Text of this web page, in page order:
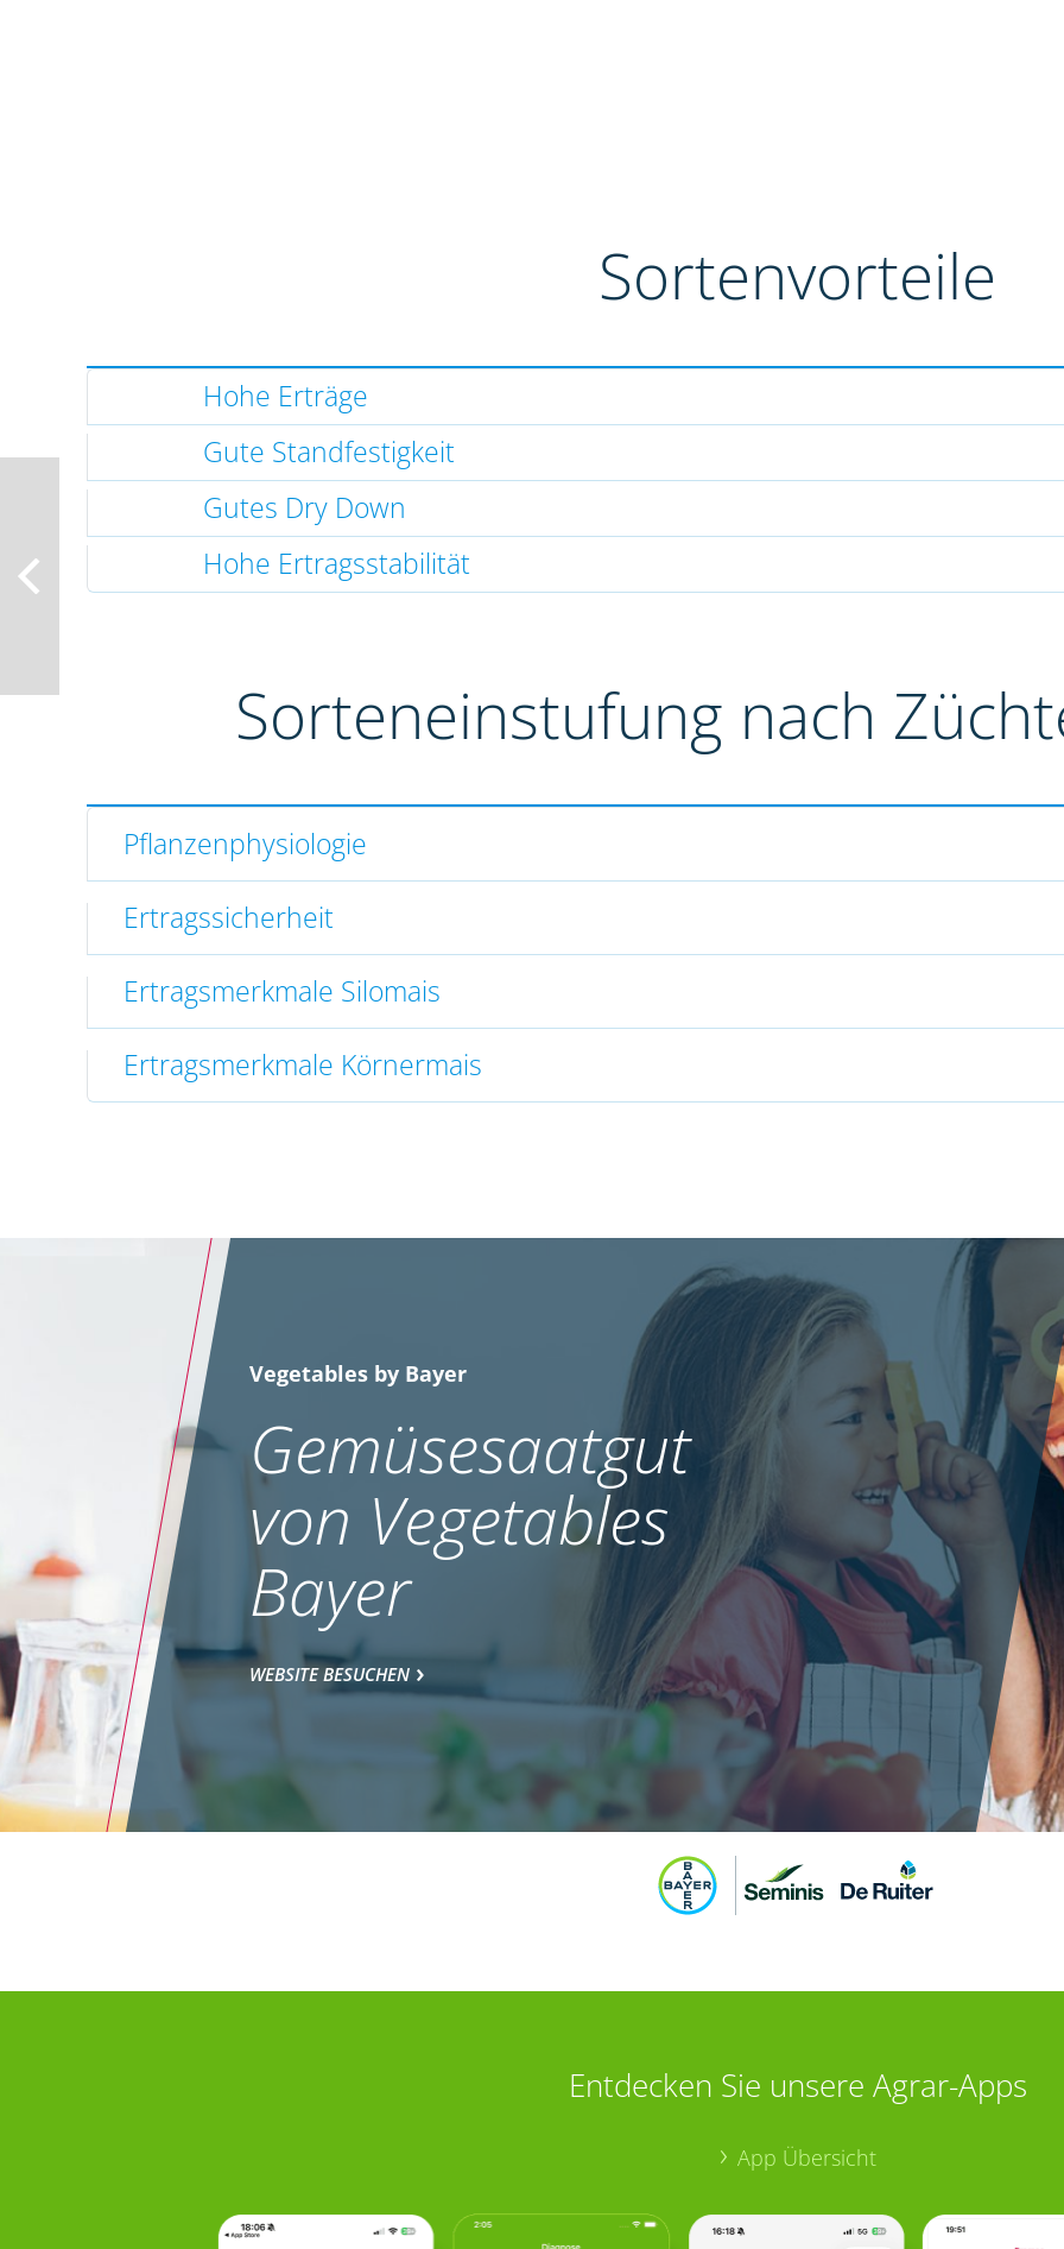
Sortenvorteile
Hohe Erträge
Gute Standfestigkeit
Gutes Dry Down
Hohe Ertragsstabilität
Sorteneinstufung nach
Pflanzenphysiologie
Ertragssicherheit
Ertragsmerkmale Silomais
Ertragsmerkmale Körnermais
Vegetables by Bayer
Gemüsesaatgut
von Vegetables
Bayer
WEBSITE BESUCHEN
Entdecken Sie unsere Agrar-Apps
App Übersicht